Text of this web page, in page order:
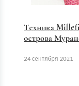
Техника
острова
24 сентября 2021